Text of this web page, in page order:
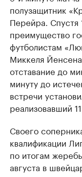
полузащитник
Перейра. Спустя
преимущество
футболистам
Миккеля
отставание до
минуту до
встречи
реализовавший
Своего
квалификации
по итогам
августа в